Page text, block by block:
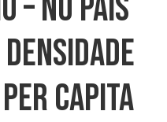
– No País
Capita